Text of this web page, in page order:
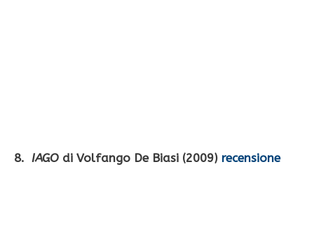
8. IAGO di Volfango De Biasi (2009) recensione